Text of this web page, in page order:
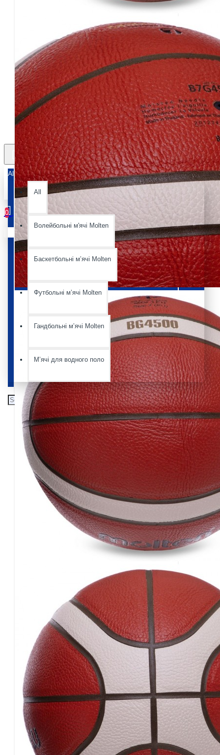
All
All
Волейбольні м'ячі Molten
Баскетбольні мʼячі Molten
Футбольні мʼячі Molten
Гандбольні мʼячі Molten
Мʼячі для водного поло
0
Ваш кошик порожній :(